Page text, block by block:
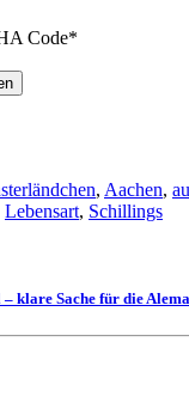
Code*
, Aachen,
Lebensart, Schillings
klare Sache für die